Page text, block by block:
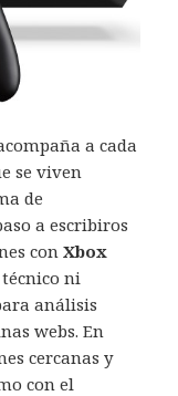
a cada
se viven
de
a escribiros
conXbox
ni
análisis
webs. En
cercanas y
con el